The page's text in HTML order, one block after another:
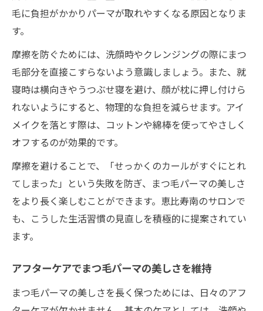
毛に負担がかかりパーマが取れやすくなる原因となりま
す。
摩擦を防ぐためには、洗顔時やクレンジングの際にまつ
毛部分を直接こすらないよう意識しましょう。また、就
寝時は横向きやうつぶせ寝を避け、顔が枕に押し付けら
れないようにすると、物理的な負担を減らせます。アイ
メイクを落とす際は、コットンや綿棒を使ってやさしく
オフするのが効果的です。
摩擦を避けることで、「せっかくのカールがすぐにとれ
てしまった」という失敗を防ぎ、まつ毛パーマの美しさ
をより長く楽しむことができます。恵比寿南のサロンで
も、こうした生活習慣の見直しを積極的に提案されてい
ます。
アフターケアでまつ毛パーマの美しさを維持
まつ毛パーマの美しさを長く保つためには、日々のアフ